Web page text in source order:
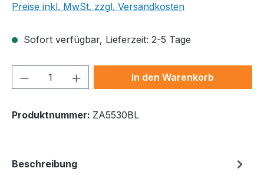
Preise inkl. MwSt. zzgl. Versandkosten
Sofort verfügbar, Lieferzeit: 2-5 Tage
Produkt Anzahl: Gib denIn den Warenkorb
Produktnummer: ZA5530BL
Beschreibung